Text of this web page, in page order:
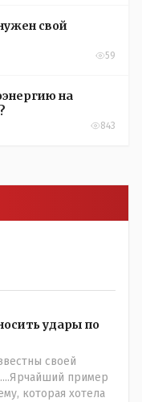
свой
59
на
843
удары по
своей
пример
которая хотела